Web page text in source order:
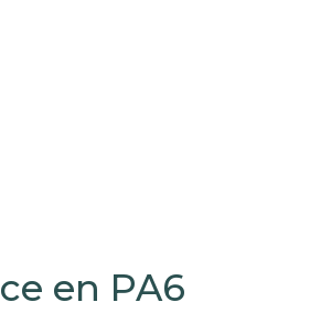
en PA6